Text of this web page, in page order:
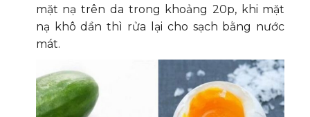
mặt nạ trên da trong khoảng 20p, khi mặt
nạ khô dần thì rửa lại cho sạch bằng nước
mát.